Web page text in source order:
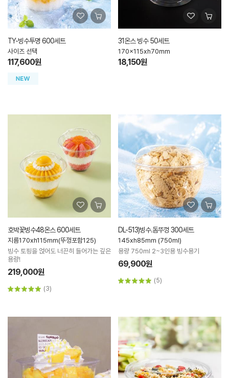
TY-빙수투명 600세트
사이즈 선택
117,600원
31온스 빙수 50세트
170x115xh70mm
18,150원
호박꽃빙수48온스 600세트
지름170xh115mm(뚜껑포함125)
빙수 토핑을 얹어도 너끈히 들어가는 깊은
용량!
219,000원
(3)
DL-513)빙수.돔뚜껑 300세트
145xh85mm (750ml)
용량 750ml 2~3인용 빙수용기
69,900원
(5)